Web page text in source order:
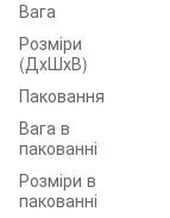
Вага
Розміри
(ДхШхВ)
Паковання
Вага в
пакованні
Розміри в
пакованні